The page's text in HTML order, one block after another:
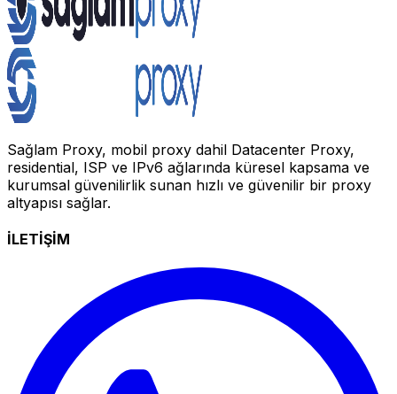
Sağlam Proxy, mobil proxy dahil Datacenter Proxy,
residential, ISP ve IPv6 ağlarında küresel kapsama ve
kurumsal güvenilirlik sunan hızlı ve güvenilir bir proxy
altyapısı sağlar.
İLETİŞİM